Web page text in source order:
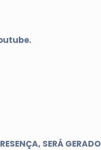
SERÁ GERADO